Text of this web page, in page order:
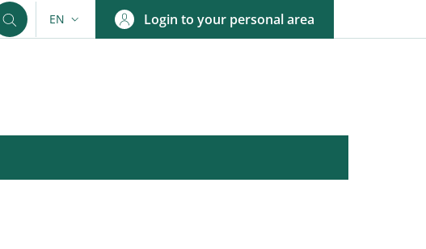
LANGUAGE SWITCHER: CURRENT LANGUAGE
EN Login to your personal area